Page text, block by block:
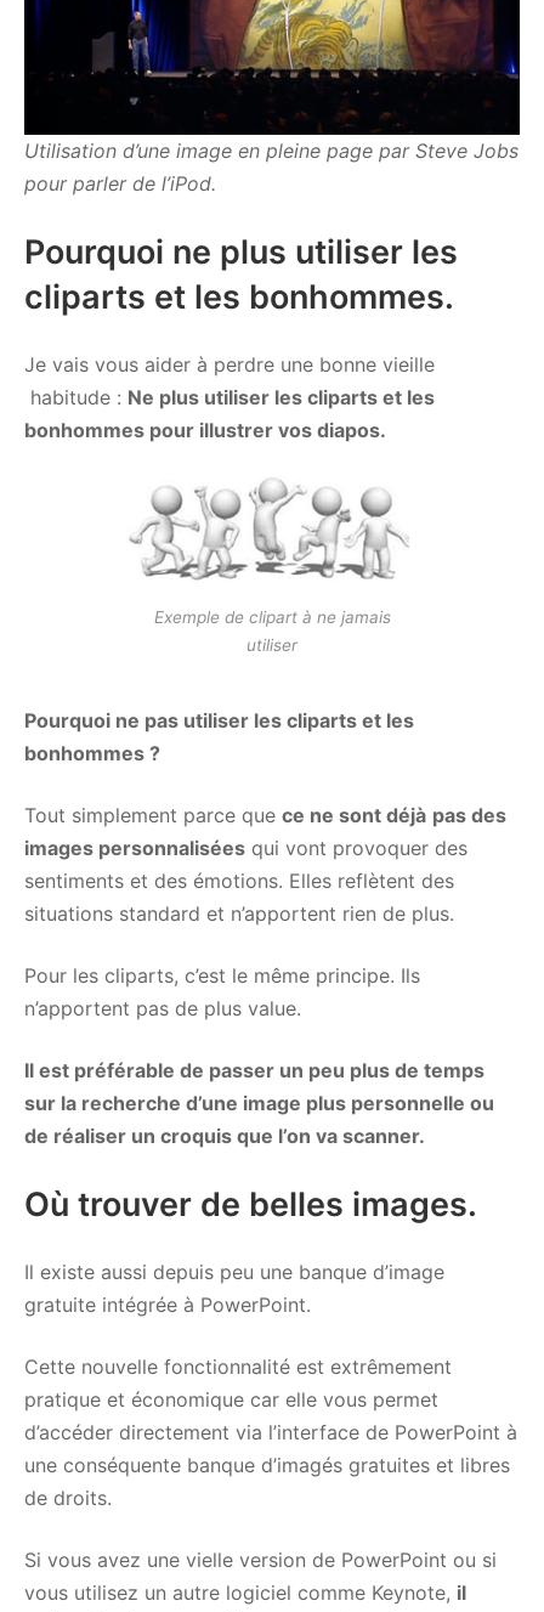
Utilisation d’une image en pleine page par Steve Jobs
pour parler de l’iPod.
Pourquoi ne plus utiliser les
cliparts et les bonhommes.
Je vais vous aider à perdre une bonne vieille
habitude : Ne plus utiliser les cliparts et les
bonhommes pour illustrer vos diapos.
Exemple de clipart à ne jamais
utiliser
Pourquoi ne pas utiliser les cliparts et les
bonhommes ?
Tout simplement parce que ce ne sont déjà pas des
images personnalisées qui vont provoquer des
sentiments et des émotions. Elles reflètent des
situations standard et n’apportent rien de plus.
Pour les cliparts, c’est le même principe. Ils
n’apportent pas de plus value.
Il est préférable de passer un peu plus de temps
sur la recherche d’une image plus personnelle ou
de réaliser un croquis que l’on va scanner.
Où trouver de belles images.
Il existe aussi depuis peu une banque d’image
gratuite intégrée à PowerPoint.
Cette nouvelle fonctionnalité est extrêmement
pratique et économique car elle vous permet
d’accéder directement via l’interface de PowerPoint à
une conséquente banque d’imagés gratuites et libres
de droits.
Si vous avez une vielle version de PowerPoint ou si
vous utilisez un autre logiciel comme Keynote, il